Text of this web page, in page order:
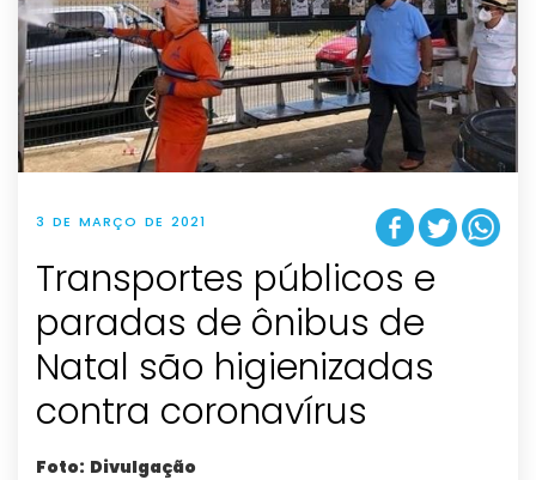
3 DE MARÇO DE 2021
Transportes públicos e
paradas de ônibus de
Natal são higienizadas
contra coronavírus
Foto: Divulgação